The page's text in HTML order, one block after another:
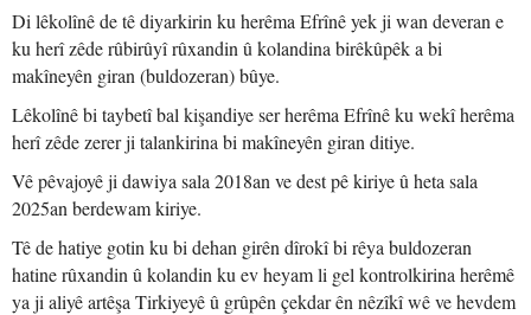
Di lêkolînê de tê diyarkirin ku herêma Efrînê yek ji wan deveran e
ku herî zêde rûbirûyî rûxandin û kolandina birêkûpêk a bi
makîneyên giran (buldozeran) bûye.
Lêkolînê bi taybetî bal kişandiye ser herêma Efrînê ku wekî herêma
herî zêde zerer ji talankirina bi makîneyên giran ditiye.
Vê pêvajoyê ji dawiya sala 2018an ve dest pê kiriye û heta sala
2025an berdewam kiriye.
Tê de hatiye gotin ku bi dehan girên dîrokî bi rêya buldozeran
hatine rûxandin û kolandin ku ev heyam li gel kontrolkirina herêmê
ya ji aliyê artêşa Tirkiyeyê û grûpên çekdar ên nêzîkî wê ve hevdem